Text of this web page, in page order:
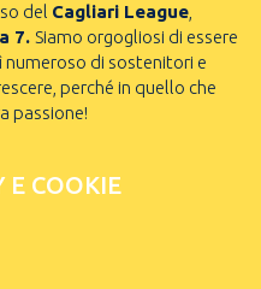
del Cagliari League,
7. Siamo orgogliosi di essere
numeroso di sostenitori e
perché in quello che
passione!
E COOKIE